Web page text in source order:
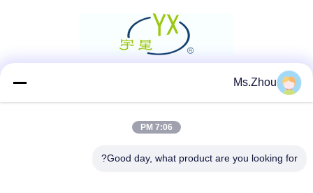
اتصل سريعًا
Ms.Zhou
7:06 PM
Good day, what product are you looking for?